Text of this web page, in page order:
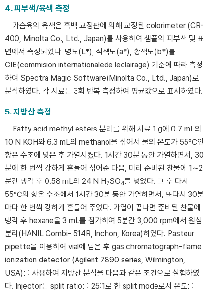
4. 피부색/육색 측정
가슴육의 육색은 흑백 교정판에 의해 교정된 colorimeter (CR-
400, Minolta Co., Ltd., Japan)를 사용하여 샘플의 피부색 및 표
면에서 측정되었다. 명도(L*), 적색도(a*), 황색도(b*)를
CIE(commision internationalede leclairage) 기준에 따라 측정
하여 Spectra Magic Software(Minolta Co., Ltd., Japan)로
분석하였다. 각 시료는 3회 반복 측정하여 평균값으로 표시하였다.
5. 지방산 측정
Fatty acid methyl esters 분리를 위해 시료 1 g에 0.7 mL의
10 N KOH와 6.3 mL의 methanol을 섞어서 물의 온도가 55℃인
항온 수조에 넣은 후 가열시켰다. 1시간 30분 동안 가열하면서, 30
분에 한 번씩 강하게 흔들어 섞어준 다음, 미리 준비된 찬물에 1∼2
분간 냉각 후 0.58 mL의 24 N H2SO4를 넣었다. 그 후 다시
55℃의 항온 수조에서 1시간 30분 동안 가열하면서, 또다시 30분
마다 한 번씩 강하게 흔들어 주었다. 가열이 끝나면 준비된 찬물에
냉각 후 hexane을 3 mL를 첨가하여 5분간 3,000 rpm에서 원심
분리(HANIL Combi- 514R, Inchon, Korea)하였다. Pasteur
pipette을 이용하여 vial에 담은 후 gas chromatograph-flame
ionization detector (Agilent 7890 series, Wilmington,
USA)를 사용하여 지방산 분석을 다음과 같은 조건으로 실험하였
다. Injector는 split ratio를 25:1로 한 split mode로서 온도를